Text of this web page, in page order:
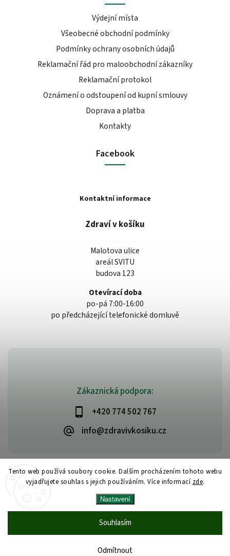
Tento web používá soubory cookie. Dalším procházením tohoto webu
vyjadřujete souhlas s jejich používáním. Více informací zde.
Nastavení
Odmítnout
Souhlasím
Zákaznická podpora:
+420 774 502 767
info@zdravivkosiku.cz
Výdejní místa
Všeobecné obchodní podmínky
Podmínky ochrany osobních údajů
Reklamační řád pro maloobchodní zákazníky
Reklamační protokol
Oznámení o odstoupení od kupní smlouvy
Doprava a platba
Kontakty
Facebook
Kontaktní informace
Zdraví v košíku
Malotova ulice
areál SVITU
budova 123
Otevírací doba
po-pá 7:00-16:00
po předcházející telefonické domluvě
www.zdravivkosiku.cz
Upravit nastavení cookies
VytvořilShoptet | Design